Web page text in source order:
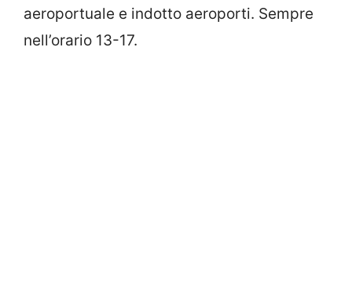
aeroportuale e indotto aeroporti. Sempre
nell’orario 13-17.